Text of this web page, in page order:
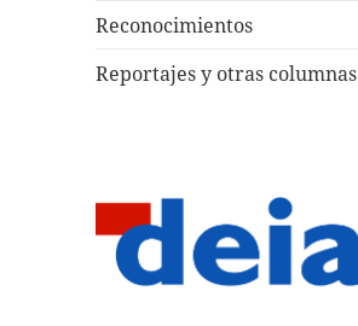
Reconocimientos
Reportajes y otras columnas